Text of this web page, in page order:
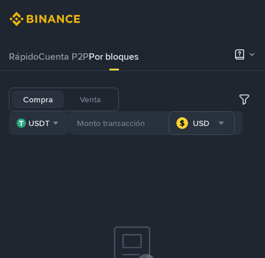
RápidoCuenta P2PPor bloques
Compra Venta
USDT USD